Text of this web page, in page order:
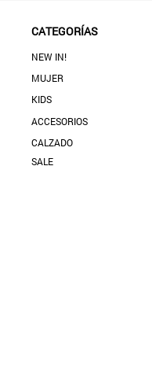
CATEGORÍAS
NEW IN!
MUJER
KIDS
ACCESORIOS
CALZADO
SALE